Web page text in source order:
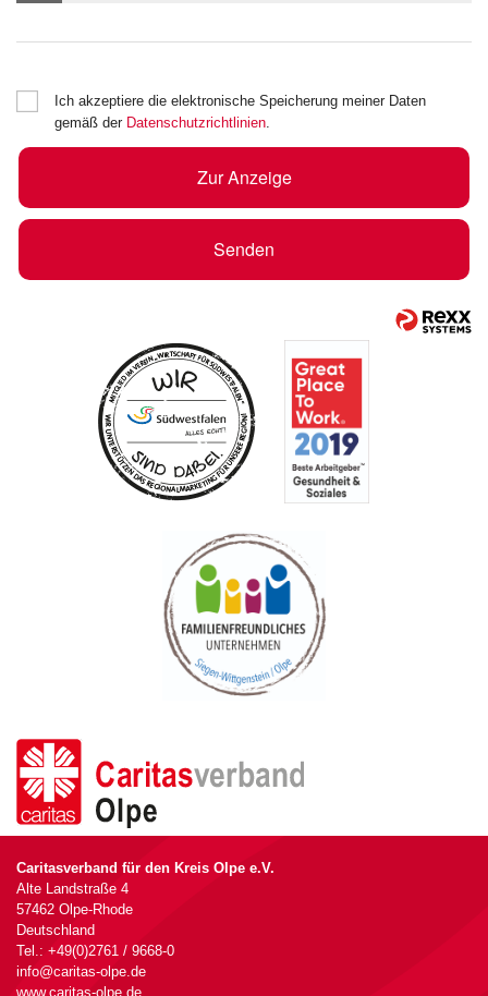
Ich akzeptiere die elektronische Speicherung meiner Daten
gemäß der Datenschutzrichtlinien.
Zur Anzeige
Senden
Caritasverband für den Kreis Olpe e.V.
Alte Landstraße 4
57462 Olpe-Rhode
Deutschland
Tel.: +49(0)2761 / 9668-0
info@caritas-olpe.de
www.caritas-olpe.de